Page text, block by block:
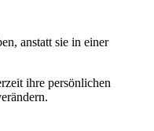
anstatt sie in einer
ihre persönlichen